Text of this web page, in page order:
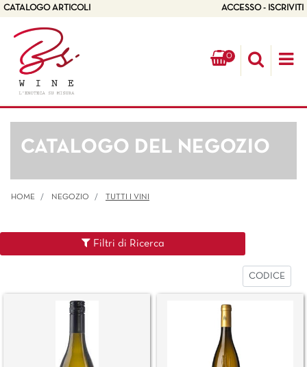
CATALOGO ARTICOLI ACCESSO - ISCRIVITI
0
CATALOGO DEL NEGOZIO
HOME NEGOZIO TUTTI I VINI
Filtri di Ricerca